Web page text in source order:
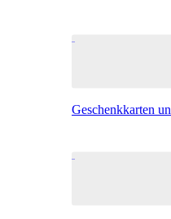
Geschenkkarten